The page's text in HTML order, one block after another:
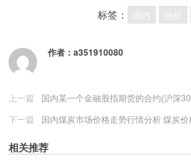
标签： 油价
作者： a351910080
上一篇
国内某一个金融股指期货的合约(沪深
下一篇
国内煤炭市场价格走势行情分析 煤炭
相关推荐